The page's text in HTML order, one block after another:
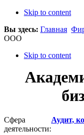
Skip to content
Вы здесь: Главная
ООО
Skip to content
Сфера
деятельности:
Аудит,